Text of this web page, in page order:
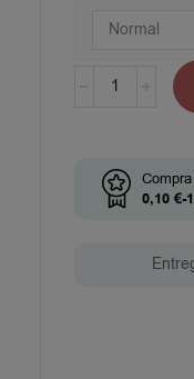
0,10€-